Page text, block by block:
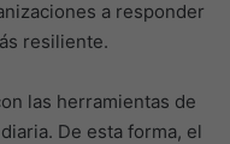
a responder
resiliente.
las herramientas de
De esta forma, el